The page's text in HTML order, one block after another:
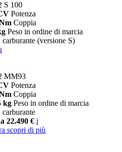
S 100
Potenza
Coppia
Peso in ordine di marcia
carburante (versione S)
MM93
Potenza
Coppia
kg Peso in ordine di marcia
carburante
22.490 € i
scopri di più